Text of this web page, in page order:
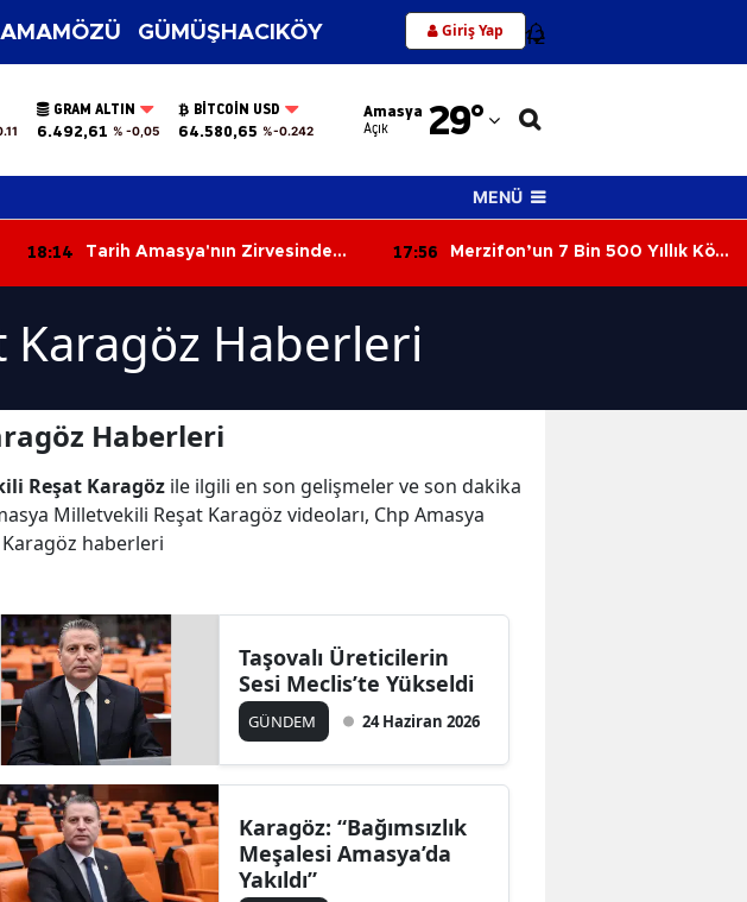
GÜMÜŞHACIKÖY Giriş Yap 12
GRAM ALTIN
6.492,61 % -0,05
BITCOIN USD
64.580,65 %-0.242
Amasya
Açık 29°
Adana
Adıyaman
Ağrı
Amasya
Antalya
Artvin
Balıkesir
Bitlis
Çanakkale
MENÜ
18:14
Tarih Amasya'nın Zirvesinde
17:56
Merzifon’un 7 Bin 500 Yıllık Köyü
Karagöz Haberleri
Haberleri
Reşat Karagöz ile ilgili en son gelişmeler ve son dakika
Milletvekili Reşat Karagöz videoları, Chp Amasya
haberleri
Taşovalı Üreticilerin
Sesi Meclis’te Yükseldi
GÜNDEM 24 Haziran 2026
Karagöz: “Bağımsızlık
Meşalesi Amasya’da
Yakıldı”